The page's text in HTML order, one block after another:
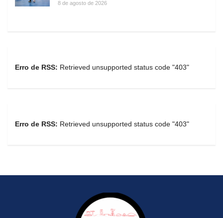
8 de agosto de 2026
Erro de RSS: Retrieved unsupported status code "403"
Erro de RSS: Retrieved unsupported status code "403"